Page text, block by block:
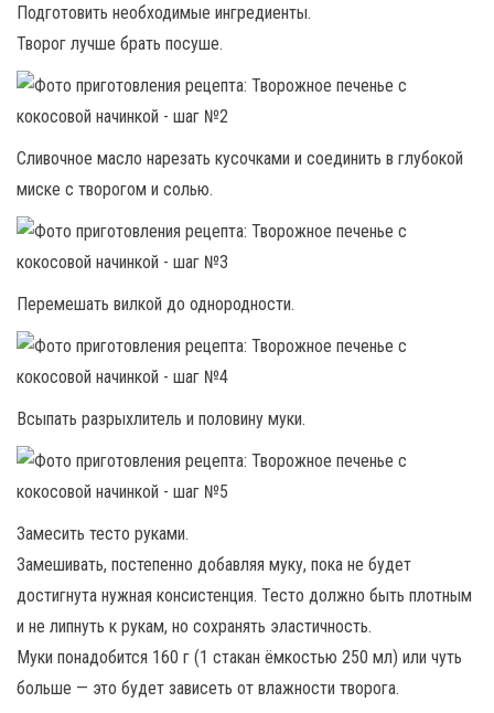
Подготовить необходимые ингредиенты.
Творог лучше брать посуше.
Сливочное масло нарезать кусочками и соединить в глубокой
миске с творогом и солью.
Перемешать вилкой до однородности.
Всыпать разрыхлитель и половину муки.
Замесить тесто руками.
Замешивать, постепенно добавляя муку, пока не будет
достигнута нужная консистенция. Тесто должно быть плотным
и не липнуть к рукам, но сохранять эластичность.
Муки понадобится 160 г (1 стакан ёмкостью 250 мл) или чуть
больше — это будет зависеть от влажности творога.